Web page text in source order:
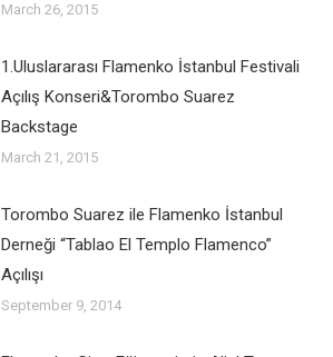
March 26, 2015
1.Uluslararası Flamenko İstanbul Festivali
Açılış Konseri&Torombo Suarez
Backstage
March 21, 2015
Torombo Suarez ile Flamenko İstanbul
Derneği “Tablao El Templo Flamenco”
Açılışı
September 9, 2014